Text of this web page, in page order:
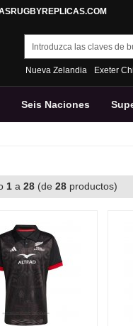
Nueva Zelandia Exeter
Seis Naciones
1 a 28 (de 28 productos)